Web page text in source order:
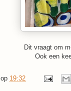
Dit vraagt om
Ook een
op 19:32